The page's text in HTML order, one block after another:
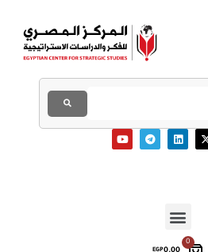
0
EGP